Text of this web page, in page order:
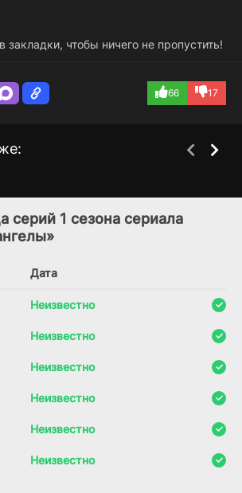
закладки, чтобы ничего не пропустить!
66 17
серий 1 сезона сериала
Дата
Неизвестно
Неизвестно
Неизвестно
Неизвестно
Неизвестно
Неизвестно